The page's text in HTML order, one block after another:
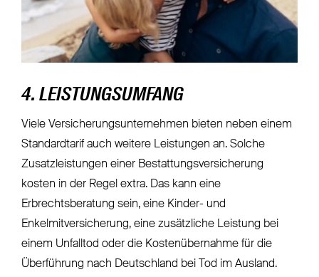
4. LEISTUNGSUMFANG
Viele Versicherungsunternehmen bieten neben einem
Standardtarif auch weitere Leistungen an. Solche
Zusatzleistungen einer Bestattungsversicherung
kosten in der Regel extra. Das kann eine
Erbrechtsberatung sein, eine Kinder- und
Enkelmitversicherung, eine zusätzliche Leistung bei
einem Unfalltod oder die Kostenübernahme für die
Überführung nach Deutschland bei Tod im Ausland.